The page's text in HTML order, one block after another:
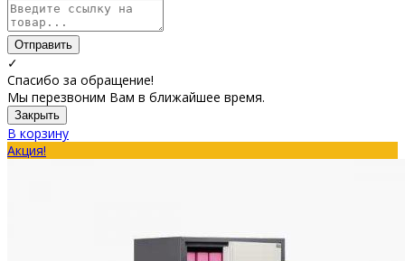
Отправить
✓
Спасибо за обращение!
Мы перезвоним Вам в ближайшее время.
Закрыть
В корзину
Акция!